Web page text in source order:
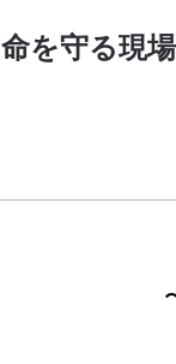
命を守る現